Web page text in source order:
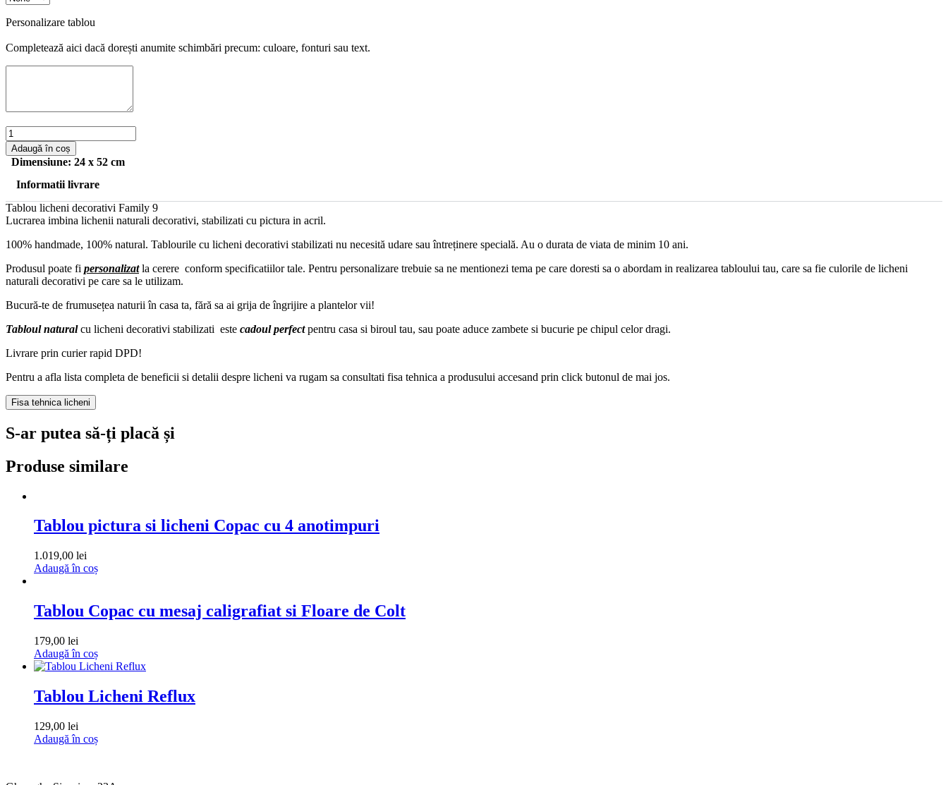
Personalizare tablou
Completează aici dacă dorești anumite schimbări precum: culoare, fonturi sau text.
Cantitate
Tablou
licheni
Family
jucandu-
se
Adaugă în coș
Dimensiune: 24 x 52 cm
Informatii livrare
Tablou licheni decorativi Family 9 ‍ ‍
Lucrarea imbina lichenii naturali decorativi, stabilizati cu pictura in acril.
100% handmade, 100% natural. Tablourile cu licheni decorativi stabilizati nu necesită udare sau întreținere specială. Au o durata de viata de minim 10 ani.
Produsul poate fi personalizatla cerere conform specificatiilor tale. Pentru personalizare trebuie sa ne mentionezi tema pe care doresti sa o abordam in realizarea tabloului tau, care sa fie culorile de licheni
naturali decorativi pe care sa le utilizam.
Bucură-te de frumusețea naturii în casa ta, fără sa ai grija de îngrijire a plantelor vii!
Tabloul naturalcu licheni decorativi stabilizati este cadoul perfectpentru casa si biroul tau, sau poate aduce zambete si bucurie pe chipul celor dragi.
Livrare prin curier rapid DPD!
Pentru a afla lista completa de beneficii si detalii despre licheni va rugam sa consultati fisa tehnica a produsului accesand prin click butonul de mai jos.
Fisa tehnica licheni
S-ar putea să-ți placă și
Produse similare
Tablou pictura si licheni Copac cu 4 anotimpuri
1.019,00 lei
Adaugă în coș
Tablou Copac cu mesaj caligrafiat si Floare de Colt
179,00 lei
Adaugă în coș
Tablou Licheni Reflux
129,00 lei
Adaugă în coș